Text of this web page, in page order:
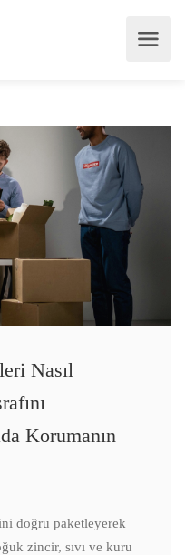
Nasıl
Korumanın
doğru paketleyerek
zincir, sıvı ve kuru